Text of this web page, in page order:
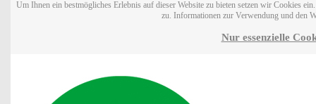
Um Ihnen ein bestmögliches Erlebnis auf dieser Website zu bieten setzen wir Cookies
zu. Informationen zur Verwendung und den
Nur essenzielle